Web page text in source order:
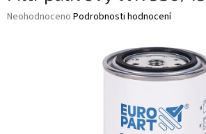
Průměrné
Neohodnoceno Podrobnosti hodnocení